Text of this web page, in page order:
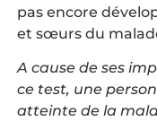
pas encore
et sœurs du
A cause de ses
ce test, une
atteinte de la